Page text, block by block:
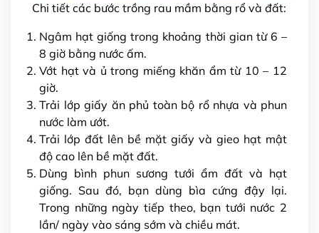
Chi tiết các bước trồng rau mầm bằng rổ và đất:
Ngâm hạt giống trong khoảng thời gian từ 6 –
8 giờ bằng nước ấm.
Vớt hạt và ủ trong miếng khăn ẩm từ 10 – 12
giờ.
Trải lớp giấy ăn phủ toàn bộ rổ nhựa và phun
nước làm ướt.
Trải lớp đất lên bề mặt giấy và gieo hạt mật
độ cao lên bề mặt đất.
Dùng bình phun sương tưới ẩm đất và hạt
giống. Sau đó, bạn dùng bìa cứng đậy lại.
Trong những ngày tiếp theo, bạn tưới nước 2
lần/ ngày vào sáng sớm và chiều mát.